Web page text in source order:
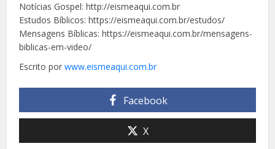
Notícias Gospel: http://eismeaqui.com.br
Estudos Bíblicos: https://eismeaqui.com.br/estudos/
Mensagens Bíblicas: https://eismeaqui.com.br/mensagens-
biblicas-em-video/
Escrito porwww.eismeaqui.com.br
Facebook
X